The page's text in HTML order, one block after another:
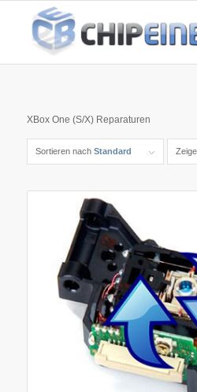
XBox One (S/X) Reparaturen
Sortieren nach Standard Zeige